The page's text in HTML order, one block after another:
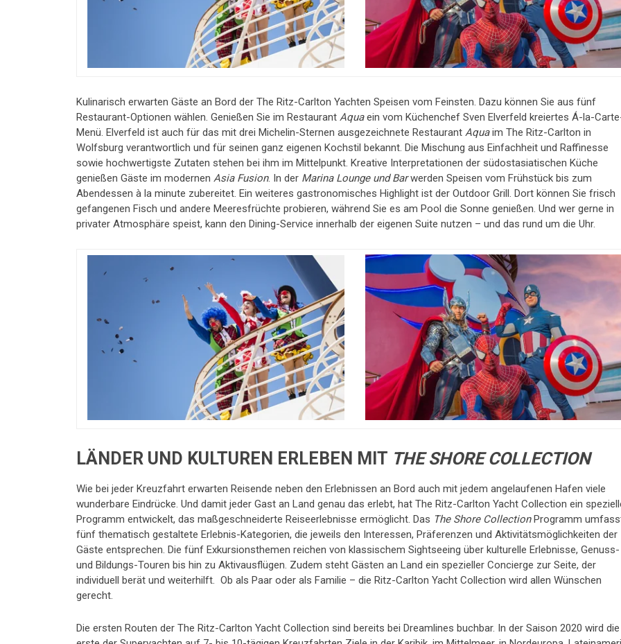
Kulinarisch erwarten Gäste an Bord der The Ritz-Carlton Yachten Speisen vom Feinsten. Dazu können Sie aus fünf
Restaurant-Optionen wählen. Genießen Sie im Restaurant Aquaein vom Küchenchef Sven Elverfeld kreiertes Á-la-
Menü. Elverfeld ist auch für das mit drei Michelin-Sternen ausgezeichnete Restaurant Aquaim The Ritz-Carlton in
Wolfsburg verantwortlich und für seinen ganz eigenen Kochstil bekannt. Die Mischung aus Einfachheit und Raffinesse
sowie hochwertigste Zutaten stehen bei ihm im Mittelpunkt. Kreative Interpretationen der südostasiatischen Küche
genießen Gäste im modernen Asia Fusion. In der Marina Lounge und Barwerden Speisen vom Frühstück bis zum
Abendessen à la minute zubereitet. Ein weiteres gastronomisches Highlight ist der Outdoor Grill. Dort können Sie frisch
gefangenen Fisch und andere Meeresfrüchte probieren, während Sie es am Pool die Sonne genießen. Und wer gerne in
privater Atmosphäre speist, kann den Dining-Service innerhalb der eigenen Suite nutzen – und das rund um die Uhr.
LÄNDER UND KULTUREN ERLEBEN MIT THE SHORE COLLECTION
Wie bei jeder Kreuzfahrt erwarten Reisende neben den Erlebnissen an Bord auch mit jedem angelaufenen Hafen viele
wunderbare Eindrücke. Und damit jeder Gast an Land genau das erlebt, hat The Ritz-Carlton Yacht Collection ein
Programm entwickelt, das maßgeschneiderte Reiseerlebnisse ermöglicht. Das The Shore CollectionProgramm
fünf thematisch gestaltete Erlebnis-Kategorien, die jeweils den Interessen, Präferenzen und Aktivitätsmöglichkeiten der
Gäste entsprechen. Die fünf Exkursionsthemen reichen von klassischem Sightseeing über kulturelle Erlebnisse, Genuss-
und Bildungs-Touren bis hin zu Aktivausflügen. Zudem steht Gästen an Land ein spezieller Concierge zur Seite, der
individuell berät und weiterhilft. Ob als Paar oder als Familie – die Ritz-Carlton Yacht Collection wird allen Wünschen
gerecht.
Die ersten Routen der The Ritz-Carlton Yacht Collection sind bereits bei Dreamlines buchbar. In der Saison 2020 wird die